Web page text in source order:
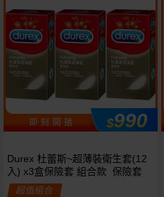
即 刻 開 搶 $990
Durex 杜蕾斯~超薄裝衛生套(12
入) x3盒保險套 組合款 保險套
超值組合